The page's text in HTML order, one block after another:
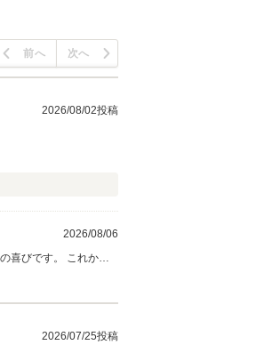
前へ 次へ
2026/08/02投稿
2026/08/06
。 これから
2026/07/25投稿